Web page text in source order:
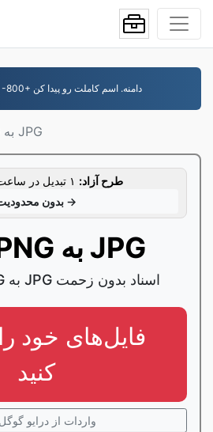
-800+ دامنه. اسم کاملت رو پيدا کن
PNG به JPG
طرح آزاد:
بدون محدودیت →
تبدیل PNG به JPG
تبدیل شما PNG به JPG اسناد بدون زحمت
فایل‌های خود
کنید
واردات از درایو گوگل